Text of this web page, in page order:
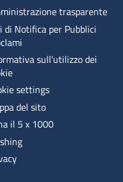
trasparente
di Notifica per Pubblici
sull'utilizzo dei
settings
del sito
il 5 x 1000